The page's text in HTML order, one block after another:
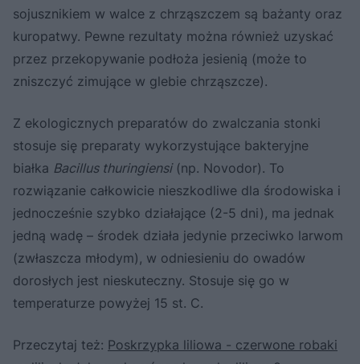
sojusznikiem w walce z chrząszczem są bażanty oraz
kuropatwy. Pewne rezultaty można również uzyskać
przez przekopywanie podłoża jesienią (może to
zniszczyć zimujące w glebie chrząszcze).
Z ekologicznych preparatów do zwalczania stonki
stosuje się preparaty wykorzystujące bakteryjne
białka Bacillus thuringiensi(np. Novodor). To
rozwiązanie całkowicie nieszkodliwe dla środowiska i
jednocześnie szybko działające (2-5 dni), ma jednak
jedną wadę – środek działa jedynie przeciwko larwom
(zwłaszcza młodym), w odniesieniu do owadów
dorosłych jest nieskuteczny. Stosuje się go w
temperaturze powyżej 15 st. C.
Przeczytaj też: Poskrzypka liliowa - czerwone robaki